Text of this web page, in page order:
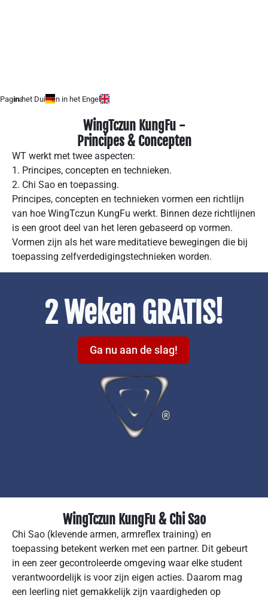
Paginain het Duitsen in het Engels.
WingTczun KungFu -
Principes & Concepten
WT werkt met twee aspecten:
1. Principes, concepten en technieken.
2. Chi Sao en toepassing.
Principes, concepten en technieken vormen een richtlijn
van hoe WingTczun KungFu werkt. Binnen deze richtlijnen
is een groot deel van het leren gebaseerd op vormen.
Vormen zijn als het ware meditatieve bewegingen die bij
toepassing zelfverdedigingstechnieken worden.
2 Weken GRATIS!
Ga nu aan de slag!
WingTczun KungFu & Chi Sao
Chi Sao (klevende armen, armreflex training) en
toepassing betekent werken met een partner. Dit gebeurt
in een zeer gecontroleerde omgeving waar elke student
verantwoordelijk is voor zijn eigen acties. Daarom mag
een leerling niet gemakkelijk zijn vaardigheden op